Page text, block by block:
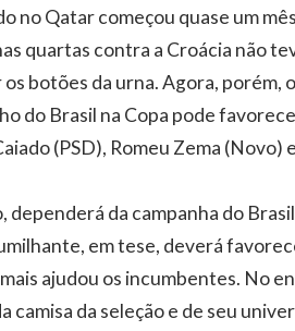
no Qatar começou quase um
quartas contra a Croácia não
botões da urna. Agora, porém,
do Brasil na Copa pode
(PSD), Romeu Zema (Novo)
dependerá da campanha do
em tese, deverá
ajudou os incumbentes. No
camisa da seleção e de seu